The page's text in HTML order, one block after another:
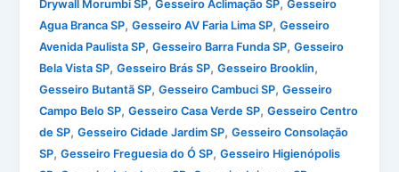
Drywall Morumbi SP,Gesseiro Aclimação SP,Gesseiro
Agua Branca SP,Gesseiro AV Faria Lima SP,Gesseiro
Avenida Paulista SP,Gesseiro Barra Funda SP,Gesseiro
Bela Vista SP,Gesseiro Brás SP,Gesseiro Brooklin,
Gesseiro Butantã SP,Gesseiro Cambuci SP,Gesseiro
Campo Belo SP,Gesseiro Casa Verde SP,Gesseiro Centro
de SP,Gesseiro Cidade Jardim SP,Gesseiro Consolação
SP,Gesseiro Freguesia do Ó SP,Gesseiro Higienópolis